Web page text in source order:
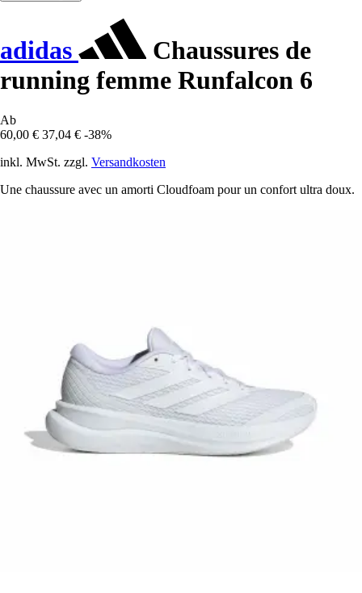
adidas
Chaussures de
running femme Runfalcon 6
Ab
60,00 € 37,04 € -38%
inkl. MwSt. zzgl. Versandkosten
Une chaussure avec un amorti Cloudfoam pour un confort ultra doux.